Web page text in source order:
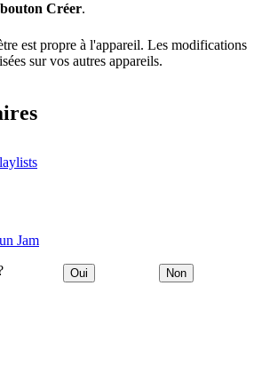
bouton Créer.
est propre à l'appareil. Les modifications
sur vos autres appareils.
Jam
Oui Non